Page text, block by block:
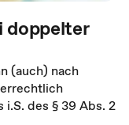
doppelter
(auch) nach
des § 39 Abs. 2